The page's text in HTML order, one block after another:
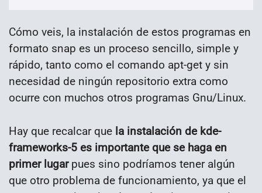
Cómo veis, la instalación de estos programas en
formato snap es un proceso sencillo, simple y
rápido, tanto como el comando apt-get y sin
necesidad de ningún repositorio extra como
ocurre con muchos otros programas Gnu/Linux.
Hay que recalcar que la instalación de kde-
frameworks-5 es importante que se haga en
primer lugarpues sino podríamos tener algún
que otro problema de funcionamiento, ya que el